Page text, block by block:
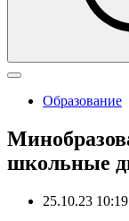
Образование
школьные
25.10.23 10:19